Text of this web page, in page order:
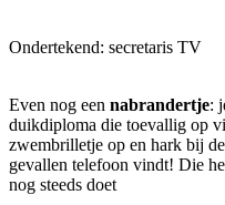
Ondertekend: secretaris TV
Even nog een nabrandertje:
duikdiploma die toevallig op
zwembrilletje op en hark bij
gevallen telefoon vindt! Die
nog steeds doet